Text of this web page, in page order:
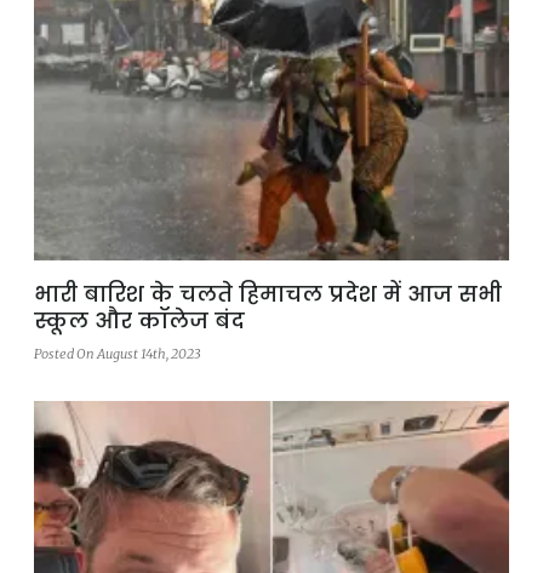
भारी बारिश के चलते हिमाचल प्रदेश में आज सभी
स्कूल और कॉलेज बंद
Posted On August 14th, 2023